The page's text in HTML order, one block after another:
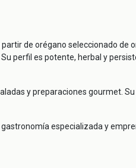
de orégano seleccionado de
perfil es potente, herbal y
y preparaciones gourmet.
especializada y